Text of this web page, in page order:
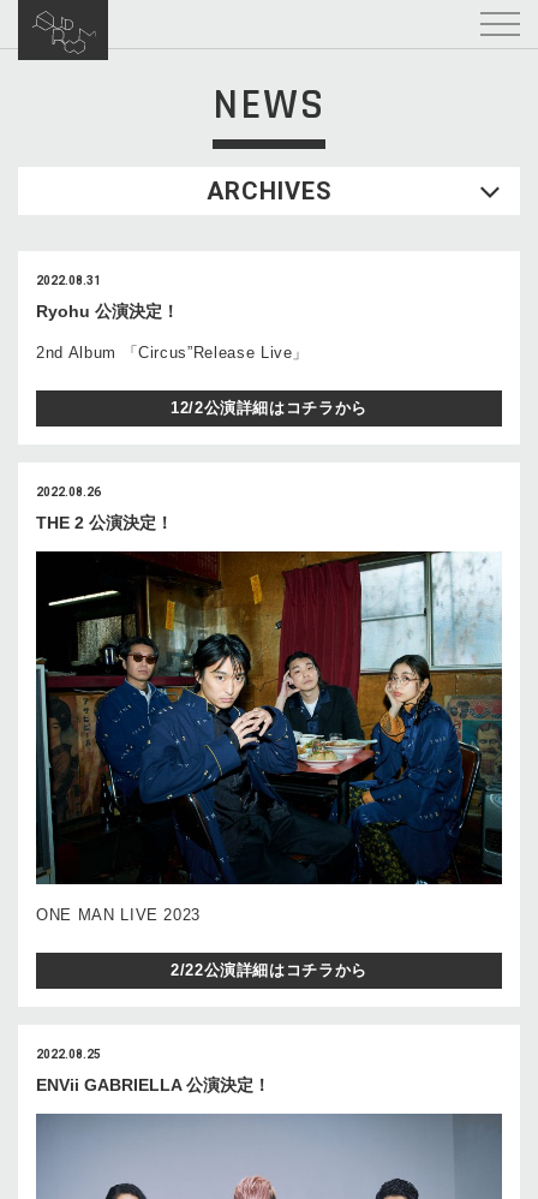
NEWS
ARCHIVES
2022.08.31
Ryohu 公演決定！
2nd Album 「Circus”Release Live」
12/2公演詳細はコチラから
2022.08.26
THE 2 公演決定！
ONE MAN LIVE 2023
2/22公演詳細はコチラから
2022.08.25
ENVii GABRIELLA 公演決定！